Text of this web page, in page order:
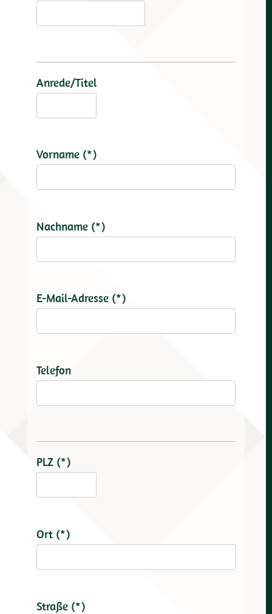
Anrede/Titel
Vorname (*)
Nachname (*)
E-Mail-Adresse (*)
Telefon
PLZ (*)
Ort (*)
Straße (*)